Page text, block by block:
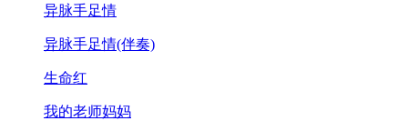
异脉手足情
异脉手足情(伴奏)
生命红
我的老师妈妈